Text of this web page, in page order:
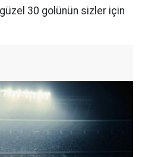
30 golünün sizler için